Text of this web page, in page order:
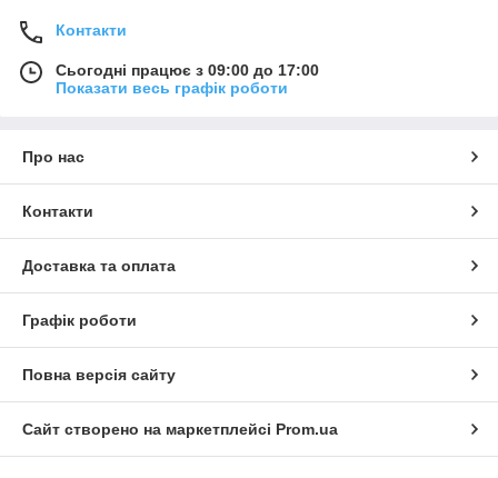
Контакти
Сьогодні працює з 09:00 до 17:00
Показати весь графік роботи
Про нас
Контакти
Доставка та оплата
Графік роботи
Повна версія сайту
Сайт створено на маркетплейсі Prom.ua